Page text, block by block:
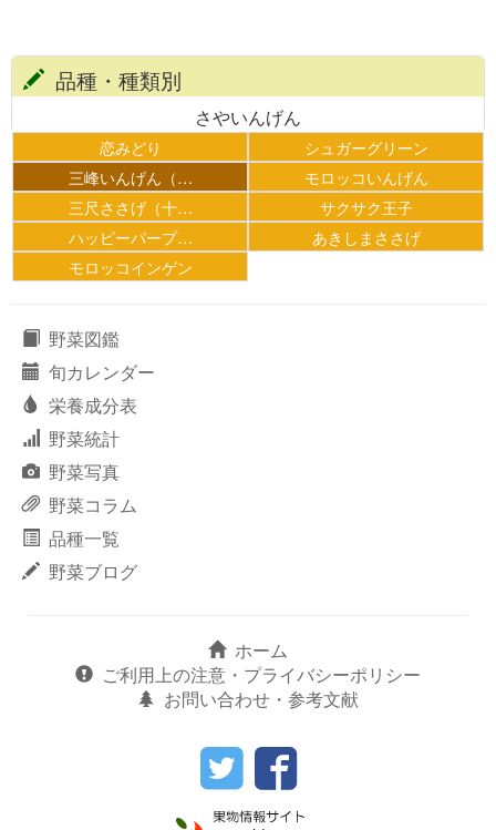
品種・種類別
さやいんげん
恋みどり
シュガーグリーン
三峰いんげん（…
モロッコいんげん
三尺ささげ（十…
サクサク王子
ハッピーパープ…
あきしまささげ
モロッコインゲン
野菜図鑑
旬カレンダー
栄養成分表
野菜統計
野菜写真
野菜コラム
品種一覧
野菜ブログ
ホーム
ご利用上の注意・プライバシーポリシー
お問い合わせ・参考文献